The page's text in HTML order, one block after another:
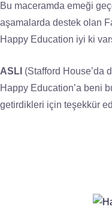
Bu maceramda emeği
aşamalarda destek olan
Happy Education iyi ki
ASLI (Stafford House’da
Happy Education’a beni
getirdikleri için teşekkür